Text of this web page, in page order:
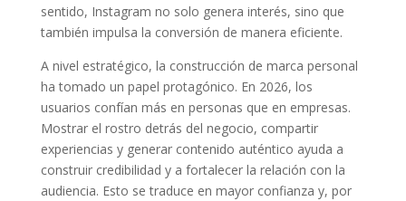
sentido, Instagram no solo genera interés, sino que
también impulsa la conversión de manera eficiente.
A nivel estratégico, la construcción de marca personal
ha tomado un papel protagónico. En 2026, los
usuarios confían más en personas que en empresas.
Mostrar el rostro detrás del negocio, compartir
experiencias y generar contenido auténtico ayuda a
construir credibilidad y a fortalecer la relación con la
audiencia. Esto se traduce en mayor confianza y, por